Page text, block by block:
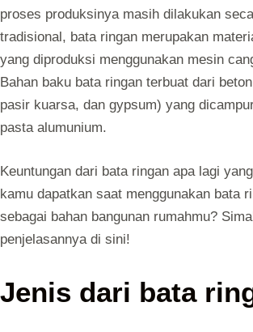
proses produksinya masih dilakukan
tradisional, bata ringan merupakan
yang diproduksi menggunakan mesin
Bahan baku bata ringan terbuat dari beton
pasir kuarsa, dan gypsum) yang
pasta alumunium.
Keuntungan dari bata ringan apa lagi
kamu dapatkan saat menggunakan bata
sebagai bahan bangunan rumahmu?
penjelasannya di sini!
Jenis dari bata